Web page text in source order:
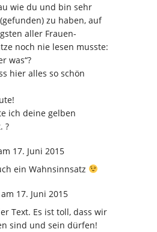
wie du und bin sehr
zu haben, auf
aller Frauen-
noch nie lesen musste:
was“?
hier alles so schön
ich deine gelben
?
17. Juni 2015
ein Wahnsinnsatz
am 17. Juni 2015
Text. Es ist toll, dass wir
sind und sein dürfen!